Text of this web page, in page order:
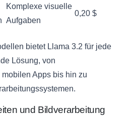
Komplexe visuelle
Aufgaben
0,20 $
bietet Llama 3.2 für jede
Lösung, von
Apps bis hin zu
und Bildverarbeitung